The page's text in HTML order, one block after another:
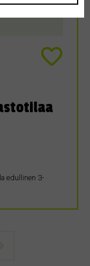
edullinen 3-